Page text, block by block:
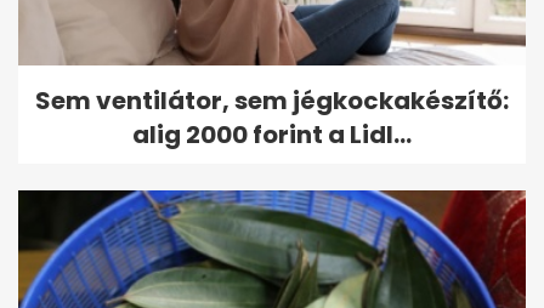
Sem ventilátor, sem jégkockakészítő:
alig 2000 forint a Lidl...